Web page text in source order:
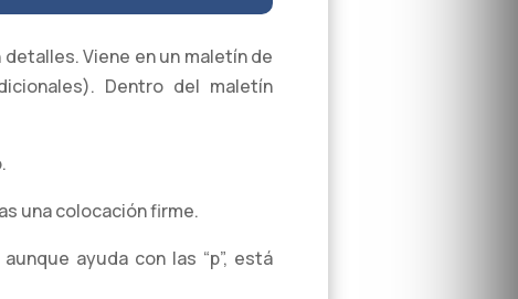
Viene en un maletín de
Dentro del maletín
una colocación firme.
ayuda con las “p”, está